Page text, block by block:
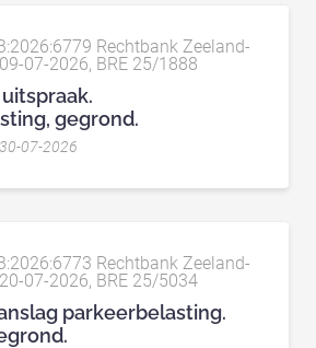
Rechtbank Zeeland-
07-2026, BRE 25/1888
gegrond.
07-2026
Rechtbank Zeeland-
07-2026, BRE 25/5034
parkeerbelasting.